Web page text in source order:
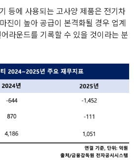
등에 사용되는 고사양 제품은 전기차
진이 높아 공급이 본격화될 경우 업계
라운드를 기록할 수 있을 것이라는 분